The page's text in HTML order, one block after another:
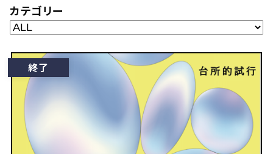
カテゴリー
終了